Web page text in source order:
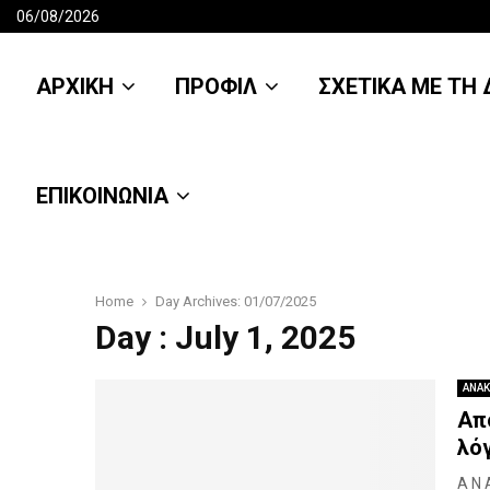
06/08/2026
ΑΡΧΙΚΗ ΠΡΟΦΙΛ ΣΧΕΤΙΚΑ ΜΕ ΤΗ
ΕΠΙΚΟΙΝΩΝΙΑ
Home Day Archives: 01/07/2025
Day : July 1, 2025
Α Ν